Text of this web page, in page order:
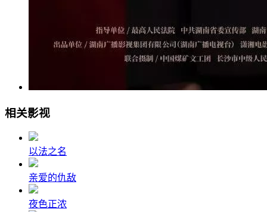
相关影视
以法之名
亲爱的仇敌
夜色正浓